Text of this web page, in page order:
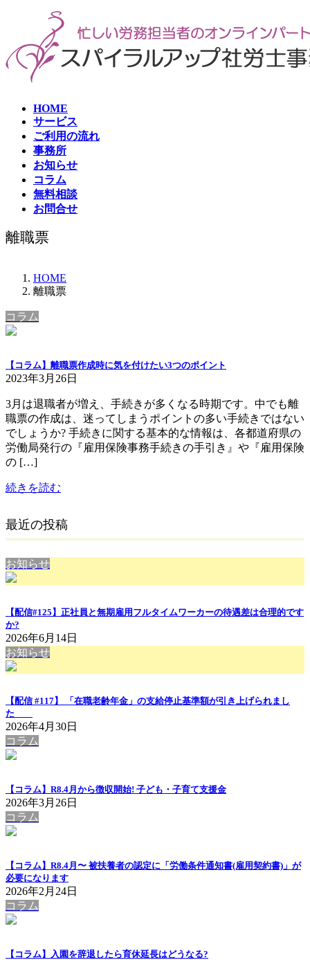
ン
ツ
ー
シ
HOME
サービス
ご利用の流れ
事務所
お知らせ
コラム
無料相談
お問合せ
離職票
HOME
離職票
コラム
【コラム】離職票作成時に気を付けたい3つのポイント
2023年3月26日
3月は退職者が増え、手続きが多くなる時期です。中でも離
職票の作成は、迷ってしまうポイントの多い手続きではない
でしょうか? 手続きに関する基本的な情報は、各都道府県の
労働局発行の『雇用保険事務手続きの手引き』や『雇用保険
の […]
続きを読む
最近の投稿
お知らせ
【配信#125】正社員と無期雇用フルタイムワーカーの待遇差は合理的です
か?
2026年6月14日
お知らせ
【配信 #117】 「在職老齢年金」の支給停止基準額が引き上げられまし
た
2026年4月30日
コラム
【コラム】R8.4月から徴収開始! 子ども・子育て支援金
2026年3月26日
コラム
【コラム】R8.4月〜 被扶養者の認定に「労働条件通知書(雇用契約書)」が
必要になります
2026年2月24日
コラム
【コラム】入園を辞退したら育休延長はどうなる?